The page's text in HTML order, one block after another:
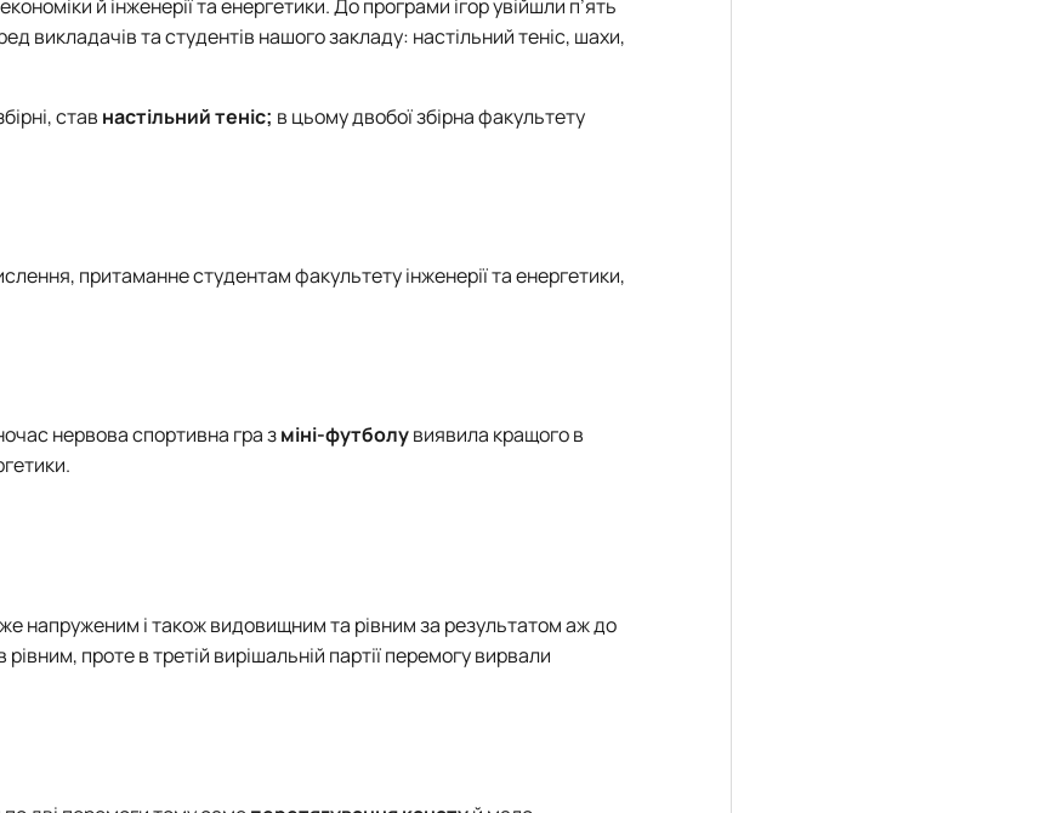
й інженерії та енергетики. До програми ігор увійшли п’ять
викладачів та студентів нашого закладу: настільний теніс, шахи,
став настільний теніс; в цьому двобої збірна факультету
притаманне студентам факультету інженерії та енергетики,
нервова спортивна гра зміні-футболувиявила кращого в
напруженим і також видовищним та рівним за результатом аж до
проте в третій вирішальній партії перемогу вирвали